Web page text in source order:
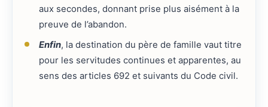
aux secondes, donnant prise plus aisément à la
preuve de l’abandon.
Enfin, la destination du père de famille vaut titre
pour les servitudes continues et apparentes, au
sens des articles 692 et suivants du Code civil.